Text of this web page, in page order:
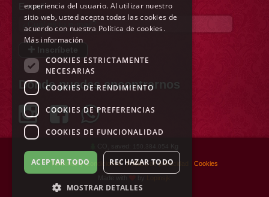
E-mail
Inscríbete
Dónde puedes encontrarnos
CO saved: Kg
Términos y Condiciones Política de privacidad
Cookies
Made with
by
FRENCH
GERMAN
POLISH
experiencia del usuario. Al utilizar nuestro
sitio web, usted acepta todas las cookies de
acuerdo con nuestra Política de cookies.
Más información
COOKIES ESTRICTAMENTE
NECESARIAS
COOKIES DE RENDIMIENTO
COOKIES DE PREFERENCIAS
COOKIES DE FUNCIONALIDAD
ACEPTAR TODO RECHAZAR TODO
MOSTRAR DETALLES